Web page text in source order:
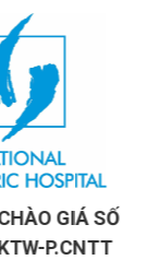
THƯ MỜI
1069/